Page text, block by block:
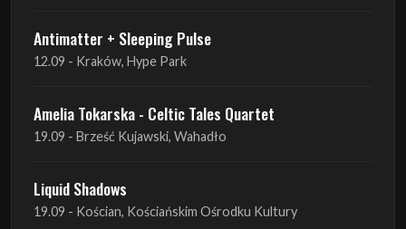
Amelia Tokarska - Celtic Tales Quartet
19.09 - Brześć Kujawski, Wahadło
Liquid Shadows
19.09 - Kościan, Kościańskim Ośrodku Kultury
Amelia Tokarska - Celtic Tales Quartet
20.09 - Brześć Kujawski, Wahadło